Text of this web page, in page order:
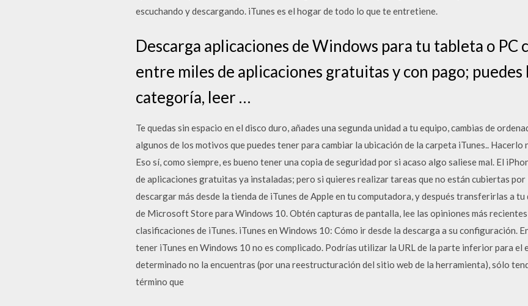
escuchando y descargando. iTunes es el hogar de todo lo que te entretiene.
Descarga aplicaciones de Windows para tu tableta o PC
entre miles de aplicaciones gratuitas y con pago; puedes
categoría, leer …
Te quedas sin espacio en el disco duro, añades una segunda unidad a tu equipo, cambias de
algunos de los motivos que puedes tener para cambiar la ubicación de la carpeta iTunes..
Eso sí, como siempre, es bueno tener una copia de seguridad por si acaso algo saliese mal. El
de aplicaciones gratuitas ya instaladas; pero si quieres realizar tareas que no están cubiertas por
descargar más desde la tienda de iTunes de Apple en tu computadora, y después transferirlas a
de Microsoft Store para Windows 10. Obtén capturas de pantalla, lee las opiniones más
clasificaciones de iTunes. iTunes en Windows 10: Cómo ir desde la descarga a su configuración.
tener iTunes en Windows 10 no es complicado. Podrías utilizar la URL de la parte inferior para el
determinado no la encuentras (por una reestructuración del sitio web de la herramienta), sólo
término que